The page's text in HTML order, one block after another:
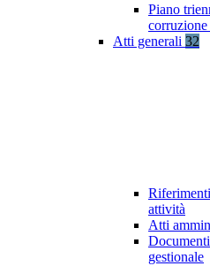
Piano
Atti generali 32
attività
Atti
gestionale